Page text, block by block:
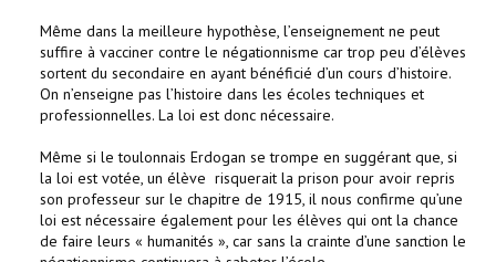
Même dans la meilleure hypothèse, l’enseignement ne peut
suffire à vacciner contre le négationnisme car trop peu d’élèves
sortent du secondaire en ayant bénéficié d’un cours d’histoire.
On n’enseigne pas l’histoire dans les écoles techniques et
professionnelles. La loi est donc nécessaire.
Même si le toulonnais Erdogan se trompe en suggérant que, si
la loi est votée, un élève risquerait la prison pour avoir repris
son professeur sur le chapitre de 1915, il nous confirme qu’une
loi est nécessaire également pour les élèves qui ont la chance
de faire leurs « humanités », car sans la crainte d’une sanction le